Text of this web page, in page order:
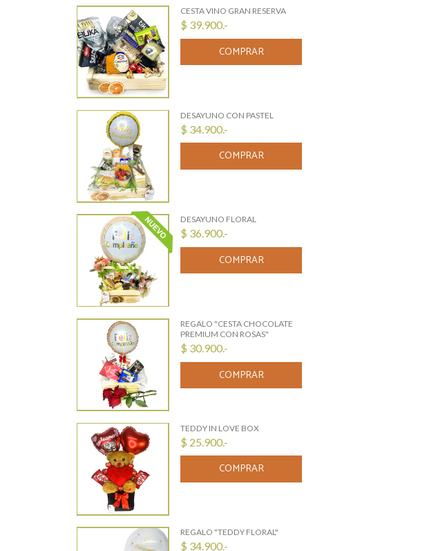
CESTA VINO GRAN RESERVA
$ 39.900.-
COMPRAR
DESAYUNO CON PASTEL
$ 34.900.-
COMPRAR
DESAYUNO FLORAL
$ 36.900.-
COMPRAR
REGALO "CESTA CHOCOLATE
PREMIUM CON ROSAS"
$ 30.900.-
COMPRAR
TEDDY IN LOVE BOX
$ 25.900.-
COMPRAR
REGALO "TEDDY FLORAL"
$ 34.900.-